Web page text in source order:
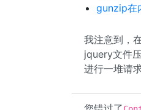
gunzip在
我注意到，
jquery文件
进行一堆请